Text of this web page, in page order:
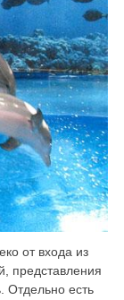
от входа из
представления
Отдельно есть